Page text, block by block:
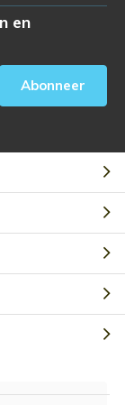
en
Abonneer